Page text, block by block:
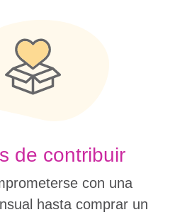
de contribuir
con una
hasta comprar un